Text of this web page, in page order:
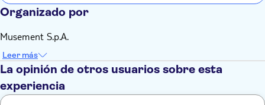
Organizado por
Musement S.p.A.
Leer más
La opinión de otros usuarios sobre esta
experiencia